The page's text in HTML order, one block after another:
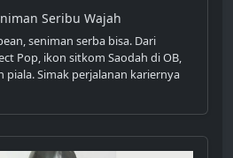
Seribu Wajah
seniman serba bisa. Dari
Pop, ikon sitkom Saodah di OB,
Simak perjalanan kariernya